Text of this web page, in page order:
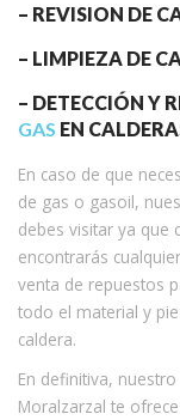
– REVISION DE
– LIMPIEZA DE
– DETECCIÓN Y
GAS EN
En caso de que
de gas o gasoil,
debes visitar ya que
encontrarás
venta de repuestos
todo el material y
caldera.
En definitiva,
Moralzarzal te